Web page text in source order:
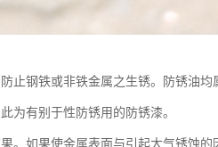
止钢铁或非铁金属之生锈。防锈油均
为有别于性防锈用的防锈漆。
。如果使金属表面与引起大气锈蚀的